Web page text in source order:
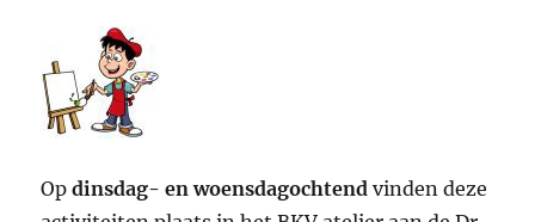
Opdinsdag- en woensdagochtend vinden deze